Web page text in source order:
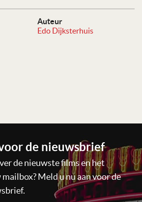
Auteur
Edo Dijksterhuis
de nieuwsbrief
de nieuwste films en het
Meld u nu aan voor de